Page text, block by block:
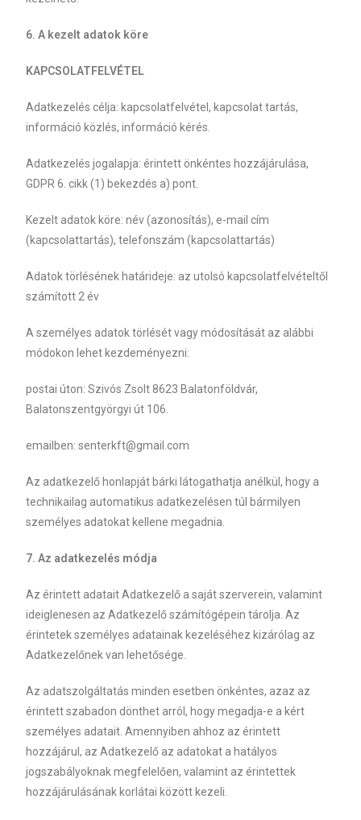
6. A kezelt adatok köre
KAPCSOLATFELVÉTEL
Adatkezelés célja: kapcsolatfelvétel, kapcsolat tartás,
információ közlés, információ kérés.
Adatkezelés jogalapja: érintett önkéntes hozzájárulása,
GDPR 6. cikk (1) bekezdés a) pont.
Kezelt adatok köre: név (azonosítás), e-mail cím
(kapcsolattartás), telefonszám (kapcsolattartás)
Adatok törlésének határideje: az utolsó kapcsolatfelvételtől
számított 2 év
A személyes adatok törlését vagy módosítását az alábbi
módokon lehet kezdeményezni:
postai úton: Szivós Zsolt 8623 Balatonföldvár,
Balatonszentgyörgyi út 106.
emailben: senterkft@gmail.com
Az adatkezelő honlapját bárki látogathatja anélkül, hogy a
technikailag automatikus adatkezelésen túl bármilyen
személyes adatokat kellene megadnia.
7. Az adatkezelés módja
Az érintett adatait Adatkezelő a saját szerverein, valamint
ideiglenesen az Adatkezelő számítógépein tárolja. Az
érintetek személyes adatainak kezeléséhez kizárólag az
Adatkezelőnek van lehetősége.
Az adatszolgáltatás minden esetben önkéntes, azaz az
érintett szabadon dönthet arról, hogy megadja-e a kért
személyes adatait. Amennyiben ahhoz az érintett
hozzájárul, az Adatkezelő az adatokat a hatályos
jogszabályoknak megfelelően, valamint az érintettek
hozzájárulásának korlátai között kezeli.